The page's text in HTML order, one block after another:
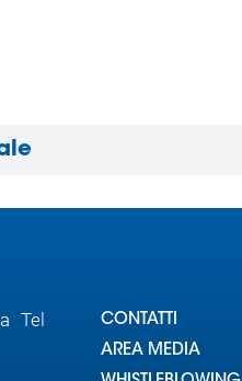
Tel
CONTATTI
AREA MEDIA